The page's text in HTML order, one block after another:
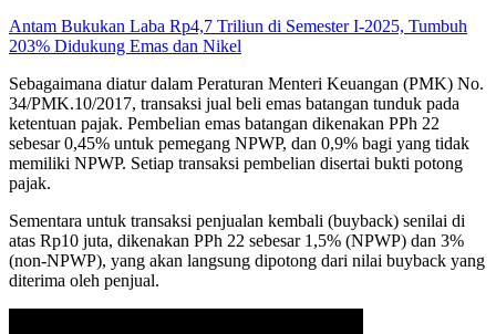
Antam Bukukan Laba Rp4,7 Triliun di Semester I-2025, Tumbuh
203% Didukung Emas dan Nikel
Sebagaimana diatur dalam Peraturan Menteri Keuangan (PMK) No.
34/PMK.10/2017, transaksi jual beli emas batangan tunduk pada
ketentuan pajak. Pembelian emas batangan dikenakan PPh 22
sebesar 0,45% untuk pemegang NPWP, dan 0,9% bagi yang tidak
memiliki NPWP. Setiap transaksi pembelian disertai bukti potong
pajak.
Sementara untuk transaksi penjualan kembali (buyback) senilai di
atas Rp10 juta, dikenakan PPh 22 sebesar 1,5% (NPWP) dan 3%
(non-NPWP), yang akan langsung dipotong dari nilai buyback yang
diterima oleh penjual.